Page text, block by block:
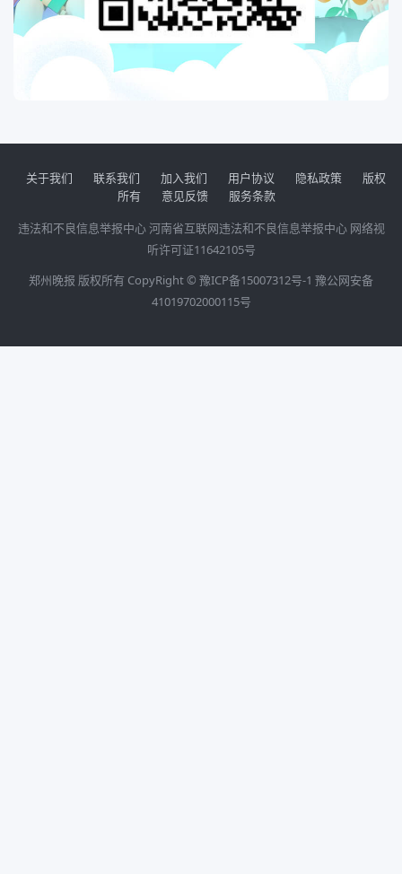
关于我们 联系我们 加入我们 用户协议 隐私政策
版权
所有
意见反馈
服务条款
违法和不良信息举报中心河南省互联网违法和不良信息举报中心 网络视
听许可证11642105号
郑州晚报 版权所有 CopyRight © 豫ICP备15007312号-1 豫公网安备
41019702000115号